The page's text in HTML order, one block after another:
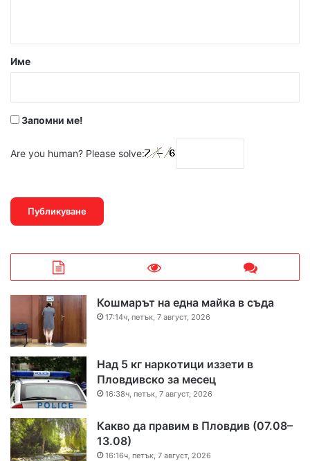
р
Име
Запомни ме!
Are you human? Please solve:
Кошмарът на една майка в съда
17:14ч, петък, 7 август, 2026
Над 5 кг наркотици иззети в
Пловдивско за месец
16:38ч, петък, 7 август, 2026
Какво да правим в Пловдив (07.08–
13.08)
16:16ч, петък, 7 август, 2026